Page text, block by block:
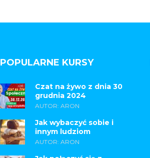
POPULARNE KURSY
Czat na żywo z dnia 30
grudnia 2024
AUTOR: ARON
Jak wybaczyć sobie i
innym ludziom
AUTOR: ARON